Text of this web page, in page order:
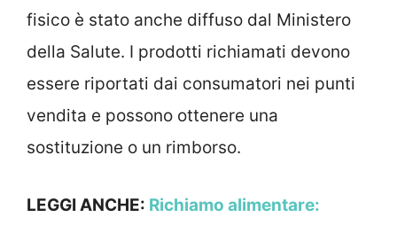
fisico è stato anche diffuso dal Ministero
della Salute. I prodotti richiamati devono
essere riportati dai consumatori nei punti
vendita e possono ottenere una
sostituzione o un rimborso.
LEGGI ANCHE: Richiamo alimentare: